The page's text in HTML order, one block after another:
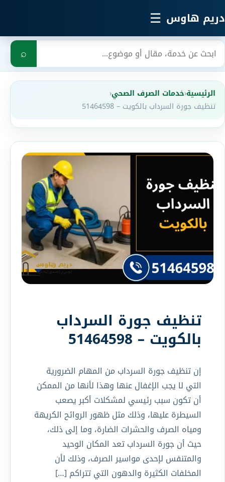
دريم هاوس ☰
بحث ⌕
الرئيسية‹خدمات الصرف الصحي‹
تنظيف جورة السرداب بالكويت – 51464598
تنظيف جورة السرداب
بالكويت – 51464598
إن تنظيف جورة السرداب من المهام الضرورية
التي لا يجب الإغفال عنها وهذا لأنها من الممكن
أن تكون سبب رئيسي لمشكلات أكبر يصعب
السيطرة عليها، وذلك مثل ظهور الروائح الكريهة
ومياه الصرف والحشرات الضارة، وما إلى ذلك،
حيث أن جورة السرداب تعد المكان الوحيد
والمتنفس لإحدى مواسير الصرف، وذلك لأن
المخلفات الكثيرة والدهون التي تتراكم […]